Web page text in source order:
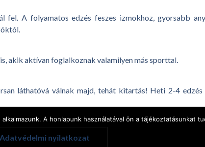
A folyamatos edzés feszes izmokhoz, gyorsabb
akik aktívan foglalkoznak valamilyen más sporttal.
láthatóvá válnak majd, tehát kitartás! Heti 2-4
A honlapunk használatával ön a tájékoztatásunkat
Adatvédelmi nyilatkozat